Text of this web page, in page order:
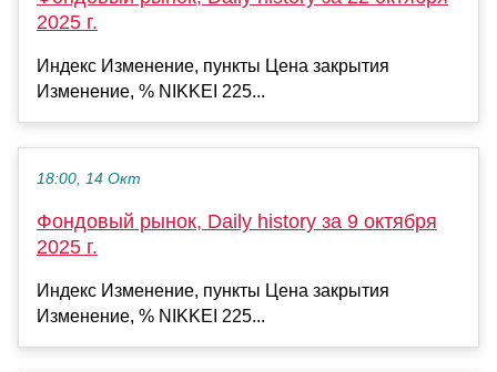
2025 г.
Индекс Изменение, пункты Цена закрытия
Изменение, % NIKKEI 225...
18:00, 14 Окт
Фондовый рынок, Daily history за 9 октября
2025 г.
Индекс Изменение, пункты Цена закрытия
Изменение, % NIKKEI 225...